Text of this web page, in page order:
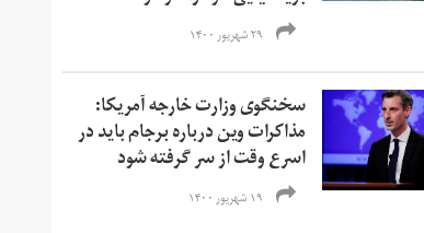
۲۹ شهریور ۱۴۰۰
سخنگوی وزارت خارجه آمریکا:
مذاکرات وین درباره برجام باید در
اسرع وقت از سر گرفته شود
۱۹ شهریور ۱۴۰۰